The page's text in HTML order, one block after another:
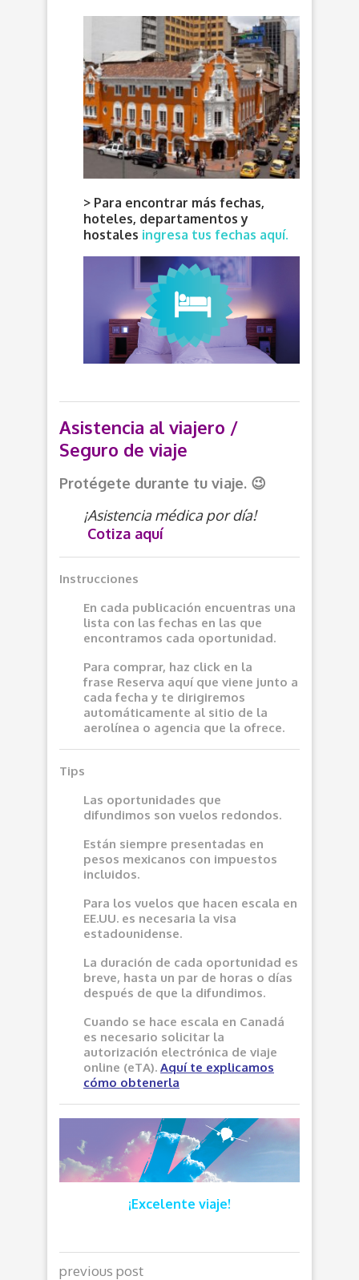
> Para encontrar más fechas,
hoteles, departamentos y
hostales ingresa tus fechas aquí.
Asistencia al viajero /
Seguro de viaje
Protégete durante tu viaje. 😉
¡Asistencia médica por día!
Cotiza aquí
Instrucciones
En cada publicación encuentras una
lista con las fechas en las que
encontramos cada oportunidad.
Para comprar, haz click en la
frase Reserva aquí que viene junto a
cada fecha y te dirigiremos
automáticamente al sitio de la
aerolínea o agencia que la ofrece.
Tips
Las oportunidades que
difundimos son vuelos redondos.
Están siempre presentadas en
pesos mexicanos con impuestos
incluidos.
Para los vuelos que hacen escala en
EE.UU. es necesaria la visa
estadounidense.
La duración de cada oportunidad es
breve, hasta un par de horas o días
después de que la difundimos.
Cuando se hace escala en Canadá
es necesario solicitar la
autorización electrónica de viaje
online (eTA). Aquí te explicamos
cómo obtenerla
¡Excelente viaje!
previous post